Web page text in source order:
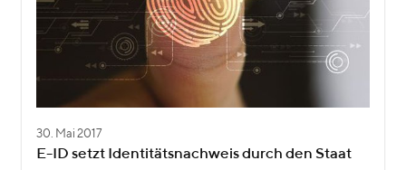
30. Mai 2017
E-ID setzt Identitätsnachweis durch den Staat